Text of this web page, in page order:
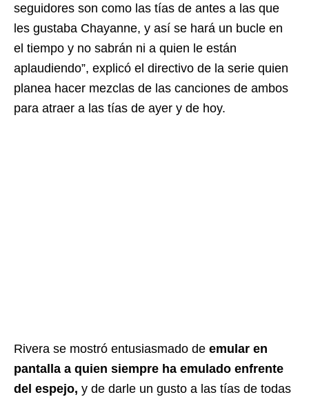
seguidores son como las tías de antes a las que
les gustaba Chayanne, y así se hará un bucle en
el tiempo y no sabrán ni a quien le están
aplaudiendo”, explicó el directivo de la serie quien
planea hacer mezclas de las canciones de ambos
para atraer a las tías de ayer y de hoy.
Rivera se mostró entusiasmado de emular en
pantalla a quien siempre ha emulado enfrente
del espejo, y de darle un gusto a las tías de todas